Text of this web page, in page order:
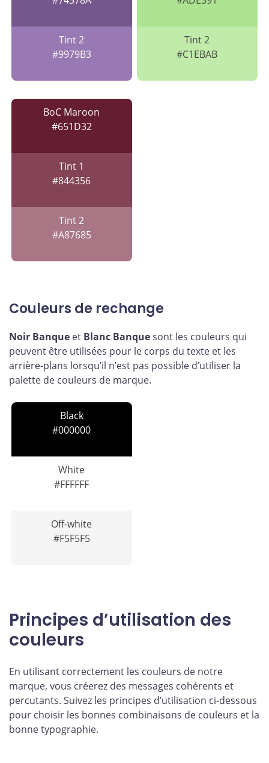
Tint 2
#9979B3
Tint 2
#C1EBAB
BoC Maroon
#651D32
Tint 1
#844356
Tint 2
#A87685
Couleurs de rechange
Noir Banque et Blanc Banquesont les couleurs qui
peuvent être utilisées pour le corps du texte et les
arrière-plans lorsqu’il n’est pas possible d’utiliser la
palette de couleurs de marque.
Black
#000000
White
#FFFFFF
Off-white
#F5F5F5
Principes d’utilisation des
couleurs
En utilisant correctement les couleurs de notre
marque, vous créerez des messages cohérents et
percutants. Suivez les principes d’utilisation ci-dessous
pour choisir les bonnes combinaisons de couleurs et la
bonne typographie.